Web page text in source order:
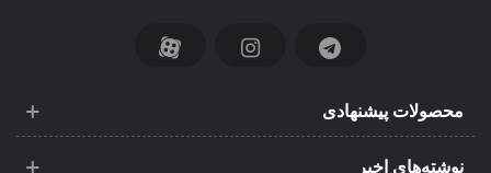
محصولات پیشنهادی
نوشته‌های اخیر